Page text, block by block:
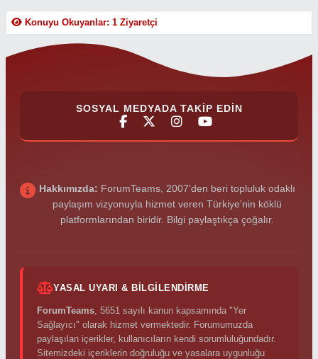
Konuyu Okuyanlar: 1 Ziyaretçi
SOSYAL MEDYADA TAKIP EDIN
Hakkımızda: ForumTeams, 2007'den beri topluluk odaklı
paylaşım vizyonuyla hizmet veren Türkiye'nin köklü
platformlarından biridir. Bilgi paylaştıkça çoğalır.
YASAL UYARI & BILGILENDIRME
ForumTeams, 5651 sayılı kanun kapsamında "Yer
Sağlayıcı" olarak hizmet vermektedir. Forumumuzda
paylaşılan içerikler, kullanıcıların kendi sorumluluğundadır.
Sitemizdeki içeriklerin doğruluğu ve yasalara uygunluğu